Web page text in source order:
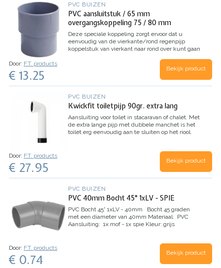
PVC BUIZEN
PVC aansluitstuk / 65 mm
overgangskoppeling 75 / 80 mm
Deze speciale koppeling zorgt ervoor dat u
eenvoudig van de vierkante/rond regenpijp
koppelstuk van vierkant naar rond over kunt gaan
speciale koppeling van de vierkante/rond
regenpijp. De andere zijde van de koppeling
kunt u op het riool aansluiten met een buis
75mm of een mof van bijvoorbeeld een bocht in
80mm pvc. Met deze koppeling kunt u dus
eenvoudig en snel alle verbindingen tussen het
chalet/ stacaravan maken en de
regenwaterafvoer. Inhoud: 1 stuks
Door: F.T. products
€ 13.25 Bekijk product
PVC BUIZEN
Kwickfit toiletpijp 90gr. extra lang
Aansluiting voor toilet in stacaravan of chalet. Met
de extra lange pijp met dubbele manchet is het
toilet erg eenvoudig aan te sluiten op het riool.
Lengte vanaf de toiletaansluiting tot
Onder aansluiting op
Totale lengte aansluitstuk:
47cm Afstand benodigd achter het toilet:
Door: F.T. products
€ 27.95 Bekijk product
PVC BUIZEN
PVC 40mm Bocht 45° 1xLV - SPIE
PVC Bocht 45° 1xLV - 40mm
Bocht 45 graden
met een diameter van 40mm Materiaal: PVC
Aansluiting: 1x mof - 1x spie Kleur: grijs
Door: F.T. products
€ 0.74 Bekijk product